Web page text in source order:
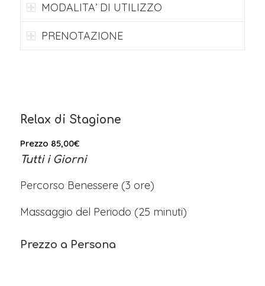
MODALITA’ DI UTILIZZO
PRENOTAZIONE
Relax di Stagione
Prezzo 85,00€
Tutti i Giorni
Percorso Benessere (3 ore)
Massaggio del Periodo (25 minuti)
Prezzo a Persona